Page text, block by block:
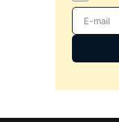
E-mail